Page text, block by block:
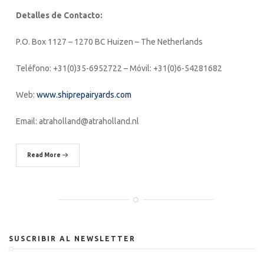
Detalles de Contacto:
P.O. Box 1127 – 1270 BC Huizen – The Netherlands
Teléfono: +31(0)35-6952722 – Móvil: +31(0)6-54281682
Web: www.shiprepairyards.com
Email: atraholland@atraholland.nl
Read More
SUSCRIBIR AL NEWSLETTER